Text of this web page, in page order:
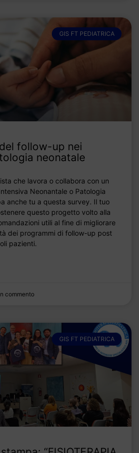
GIS FT PEDIATRICA
follow-up nei
neonatale
che lavora o collabora con un
Neonantale o Patologia
anche tu a questa survey. Il tuo
questo progetto volto alla
utili al fine di migliorare
dei programmi di follow-up post
pazienti.
commento
GIS FT PEDIATRICA